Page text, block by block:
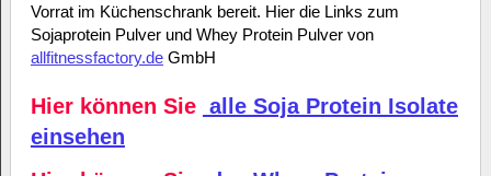
Vorrat im Küchenschrank bereit. Hier die Links zum
Sojaprotein Pulver und Whey Protein Pulver von
allfitnessfactory.deGmbH
Hier können Sie alle Soja Protein Isolate
einsehen